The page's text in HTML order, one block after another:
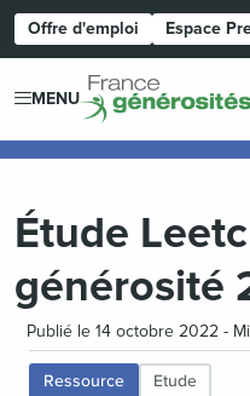
Offre d'emploi Espace
MENU
Étude
générosité
Publié le 14 octobre 2022 -
Ressource Etude